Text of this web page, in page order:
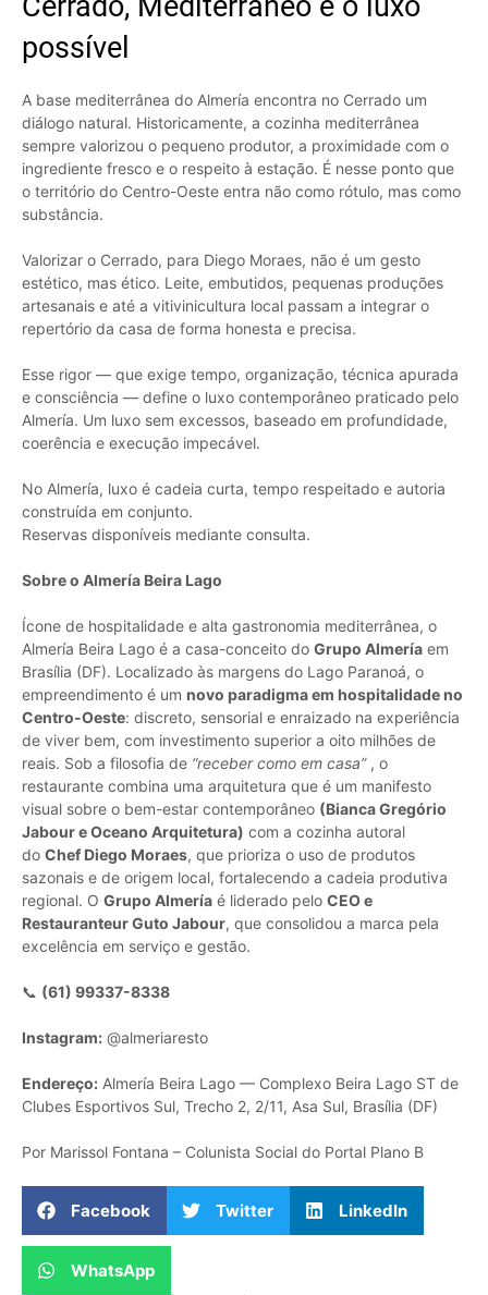
possível
A base mediterrânea do Almería encontra no Cerrado um
diálogo natural. Historicamente, a cozinha mediterrânea
sempre valorizou o pequeno produtor, a proximidade com o
ingrediente fresco e o respeito à estação. É nesse ponto que
o território do Centro-Oeste entra não como rótulo, mas como
substância.
Valorizar o Cerrado, para Diego Moraes, não é um gesto
estético, mas ético. Leite, embutidos, pequenas produções
artesanais e até a vitivinicultura local passam a integrar o
repertório da casa de forma honesta e precisa.
Esse rigor — que exige tempo, organização, técnica apurada
e consciência — define o luxo contemporâneo praticado pelo
Almería. Um luxo sem excessos, baseado em profundidade,
coerência e execução impecável.
No Almería, luxo é cadeia curta, tempo respeitado e autoria
construída em conjunto.
Reservas disponíveis mediante consulta.
Sobre o Almería Beira Lago
Ícone de hospitalidade e alta gastronomia mediterrânea, o
Almería Beira Lago é a casa-conceito do Grupo Almería em
Brasília (DF). Localizado às margens do Lago Paranoá, o
empreendimento é um novo paradigma em hospitalidade no
Centro-Oeste: discreto, sensorial e enraizado na experiência
de viver bem, com investimento superior a oito milhões de
reais. Sob a filosofia de “receber como em casa”, o
restaurante combina uma arquitetura que é um manifesto
visual sobre o bem-estar contemporâneo (Bianca Gregório
Jabour e Oceano Arquitetura) com a cozinha autoral
do Chef Diego Moraes, que prioriza o uso de produtos
sazonais e de origem local, fortalecendo a cadeia produtiva
regional. O Grupo Almería é liderado pelo CEO e
Restauranteur Guto Jabour, que consolidou a marca pela
excelência em serviço e gestão.
📞 (61) 99337-8338
Instagram: @almeriaresto
Endereço: Almería Beira Lago — Complexo Beira Lago ST de
Clubes Esportivos Sul, Trecho 2, 2/11, Asa Sul, Brasília (DF)
Por Marissol Fontana – Colunista Social do Portal Plano B
Facebook Twitter LinkedIn
WhatsApp